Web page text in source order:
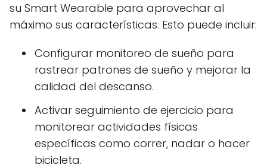
su Smart Wearable para aprovechar al
máximo sus características. Esto puede incluir:
Configurar monitoreo de sueño para
rastrear patrones de sueño y mejorar la
calidad del descanso.
Activar seguimiento de ejercicio para
monitorear actividades físicas
específicas como correr, nadar o hacer
bicicleta.